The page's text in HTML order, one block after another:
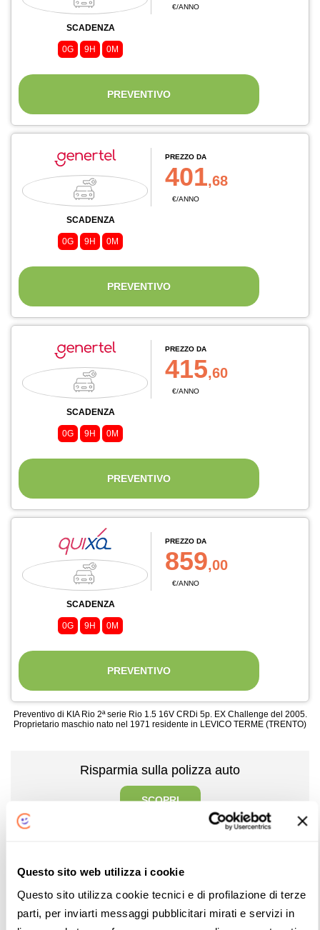
Questo sito web utilizza i cookie
Questo sito utilizza cookie tecnici e di profilazione di terze
parti, per inviarti messaggi pubblicitari mirati e servizi in
€/ANNO
SCADENZA
0G 9H 0M
PREVENTIVO
PREZZO DA
401,68
€/ANNO
SCADENZA
0G 9H 0M
PREVENTIVO
PREZZO DA
415,60
€/ANNO
SCADENZA
0G 9H 0M
PREVENTIVO
PREZZO DA
859,00
€/ANNO
SCADENZA
0G 9H 0M
PREVENTIVO
Preventivo di KIA Rio 2ª serie Rio 1.5 16V CRDi 5p. EX Challenge del 2005.
Proprietario maschio nato nel 1971 residente in LEVICO TERME (TRENTO)
Risparmia sulla polizza auto
SCOPRI
Quando conviene e quali vantaggi ha
l'assicurazione furto e incendio?